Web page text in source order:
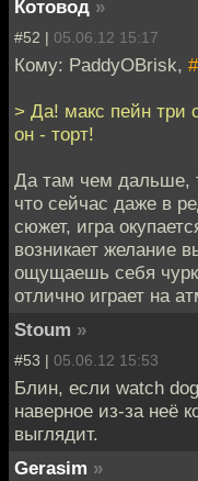
Котовод »
#52 | 05.06.12 15:17
Кому: PaddyOBrisk,
> Да! макс пейн три
он - торт!
Да там чем дальше,
что сейчас даже в
сюжет, игра
возникает желание
ощущаешь себя
отлично играет на
Stoum »
#53 | 05.06.12 15:53
Блин, если watch
наверное из-за неё
выглядит.
Gerasim »